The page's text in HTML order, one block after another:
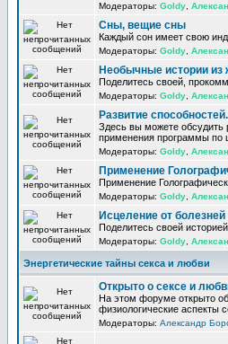
Модераторы: Goldy
Сны, вещие сны
Каждый сон имеет свою
Модераторы: Goldy
Необычные истории из
Поделитесь своей,
Модераторы: Goldy
Развитие
Здесь вы можете обсудить
применения программы по
Модераторы: Goldy
Применение
Применение
Модераторы: Goldy
Исцеление от болезней
Поделитесь своей
Модераторы: Goldy
Энергетические тайны секса и любви
Открыто о сексе и
На этом форуме открыто
физиологические аспекты
Модераторы: Александр